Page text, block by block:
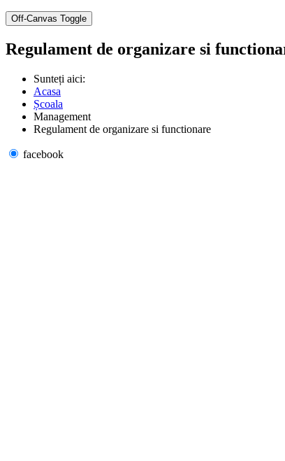
Off-Canvas Toggle
Regulament de organizare si
Sunteți aici:
Acasa
Școala
Management
Regulament de organizare si functionare
facebook